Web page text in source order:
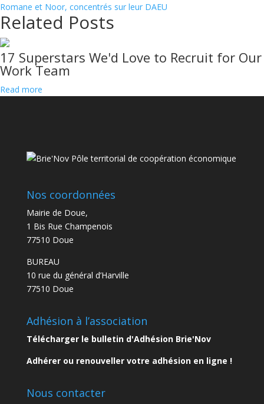
Romane et Noor, concentrés sur leur DAEU
Related Posts
17 Superstars We'd Love to Recruit for Our
Work Team
Read more
Nos coordonnées
Mairie de Doue,
1 Bis Rue Champenois
77510 Doue
BUREAU
10 rue du général d’Harville
77510 Doue
Adhésion à l’association
Télécharger le bulletin d'Adhésion Brie'Nov
Adhérer ou renouveller votre adhésion en ligne !
Nous contacter